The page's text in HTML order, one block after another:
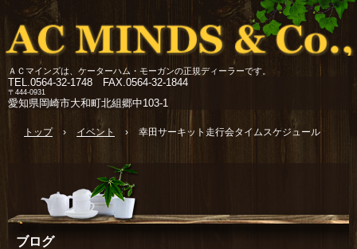
ＡＣマインズは、ケーターハム・モーガンの正規ディーラーです。
TEL.0564-32-1748 FAX.0564-32-1844
〒444-0931
愛知県岡崎市大和町北組郷中103-1
トップ › イベント › 幸田サーキット走行会タイムスケジュール
ブログ